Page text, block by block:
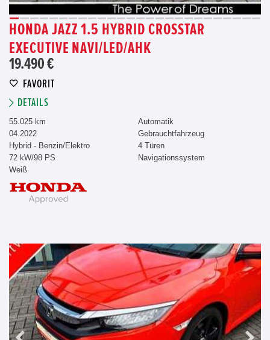
HONDA JAZZ 1.5 HYBRID CROSSTAR
EXECUTIVE NAVI/LED/AHK
19.490 €
FAVORIT
DETAILS
55.025 km
04.2022
Hybrid - Benzin/Elektro
72 kW/98 PS
Weiß
Automatik
Gebrauchtfahrzeug
4 Türen
Navigationssystem